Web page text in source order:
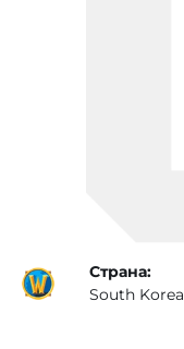
Страна:
South Korea